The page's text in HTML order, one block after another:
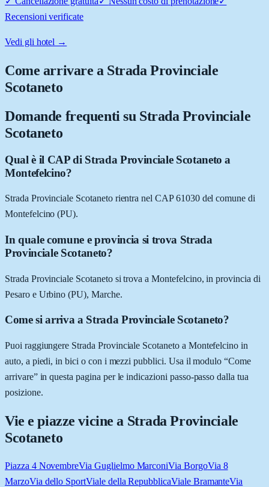
Recensioni verificate
Vedi gli hotel →
Come arrivare a Strada Provinciale
Scotaneto
Domande frequenti su Strada Provinciale
Scotaneto
Qual è il CAP di Strada Provinciale Scotaneto a
Montefelcino?
Strada Provinciale Scotaneto rientra nel CAP 61030 del comune di
Montefelcino (PU).
In quale comune e provincia si trova Strada
Provinciale Scotaneto?
Strada Provinciale Scotaneto si trova a Montefelcino, in provincia di
Pesaro e Urbino (PU), Marche.
Come si arriva a Strada Provinciale Scotaneto?
Puoi raggiungere Strada Provinciale Scotaneto a Montefelcino in
auto, a piedi, in bici o con i mezzi pubblici. Usa il modulo “Come
arrivare” in questa pagina per le indicazioni passo-passo dalla tua
posizione.
Vie e piazze vicine a Strada Provinciale
Scotaneto
Piazza 4 NovembreVia Guglielmo MarconiVia BorgoVia 8
MarzoVia dello SportViale della RepubblicaViale BramanteVia